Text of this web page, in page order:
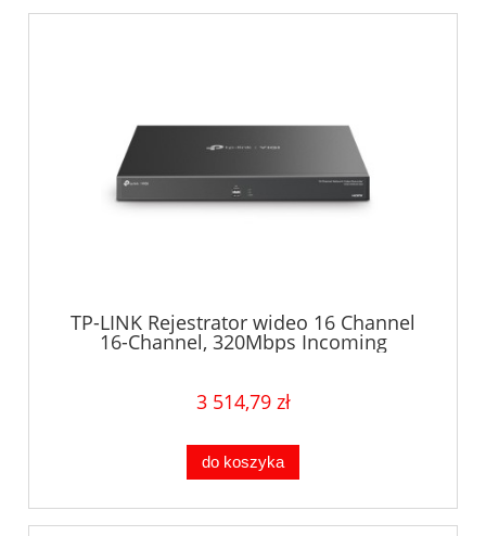
TP-LINK Rejestrator wideo 16 Channel
16-Channel, 320Mbps Incoming
Bandwidth, 320Mbps Outgoing
3 514,79 zł
do koszyka